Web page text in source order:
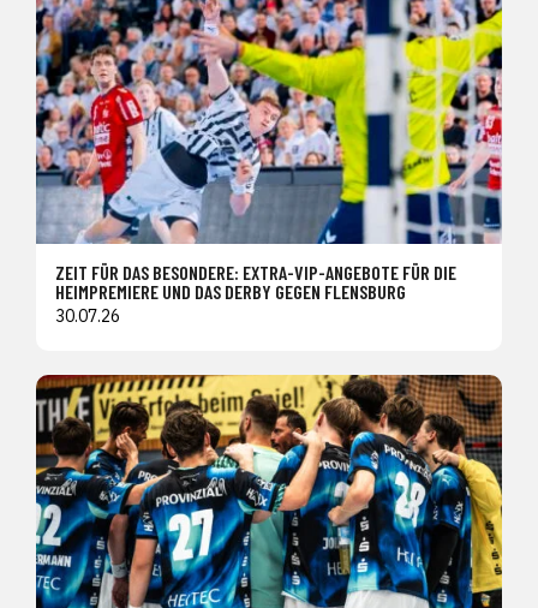
ZEIT FÜR DAS BESONDERE: EXTRA-VIP-ANGEBOTE FÜR DIE
HEIMPREMIERE UND DAS DERBY GEGEN FLENSBURG
30.07.26